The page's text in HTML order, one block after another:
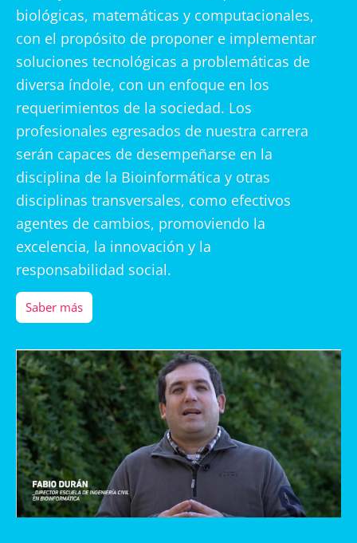
biológicas, matemáticas y computacionales,
con el propósito de proponer e implementar
soluciones tecnológicas a problemáticas de
diversa índole, con un enfoque en los
requerimientos de la sociedad. Los
profesionales egresados de nuestra carrera
serán capaces de desempeñarse en la
disciplina de la Bioinformática y otras
disciplinas transversales, como efectivos
agentes de cambios, promoviendo la
excelencia, la innovación y la
responsabilidad social.
Saber más